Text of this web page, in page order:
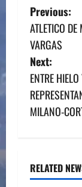
P
o
s
t
n
v
Previous:
ATLETICO
VARGAS
Next:
ENTRE
MILANO-
RELATED